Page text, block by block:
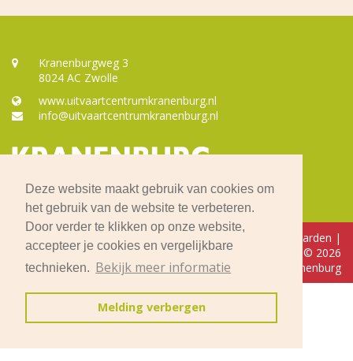
Deze website maakt gebruik van cookies om
het gebruik van de website te verbeteren.
Door verder te klikken op onze website,
accepteer je cookies en vergelijkbare
technieken. Bekijk meer informatie
Melding verbergen
Kranenburgweg 3
8024 AC Zwolle
www.uitvaartcentrumkranenburg.nl
info@uitvaartcentrumkranenburg.nl
Algemene voorwaarden |
Privacyverklaring
© 2026
Uitvaartcentrum Kranenburg